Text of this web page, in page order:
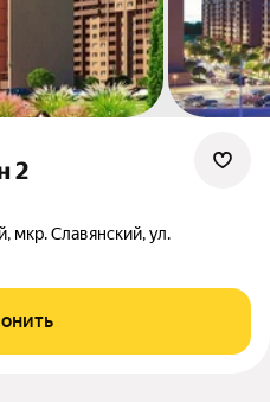
2
, мкр. Славянский,ул.